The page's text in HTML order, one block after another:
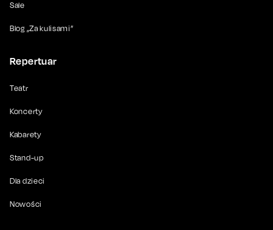
Sale
Blog „Za kulisami”
Repertuar
Teatr
Koncerty
Kabarety
Stand-up
Dla dzieci
Nowości